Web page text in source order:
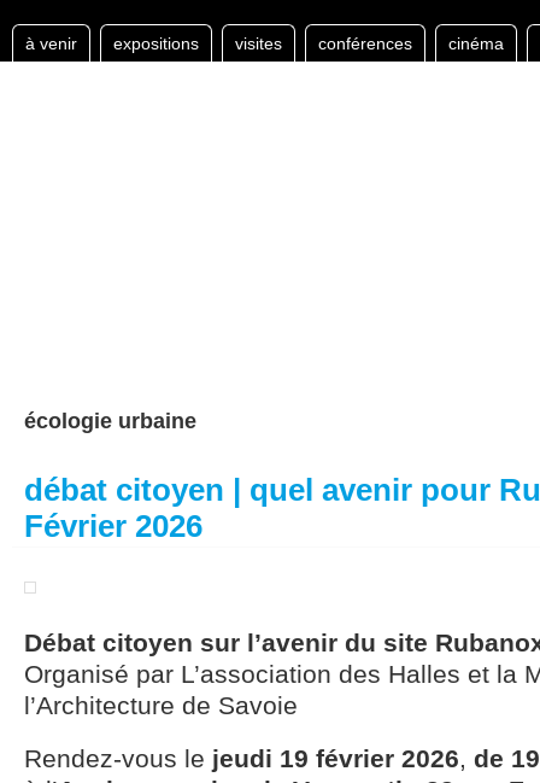
à venir expositions visites conférences cinéma
écologie urbaine
débat citoyen | quel avenir pour
Février 2026
Débat citoyen sur l’avenir du site
Organisé par L’association des Halles et la
l’Architecture de Savoie
Rendez-vous le jeudi 19 février 2026, de